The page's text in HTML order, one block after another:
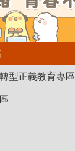
型正義教育專區